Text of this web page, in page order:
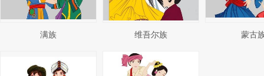
满族 维吾尔族 蒙古